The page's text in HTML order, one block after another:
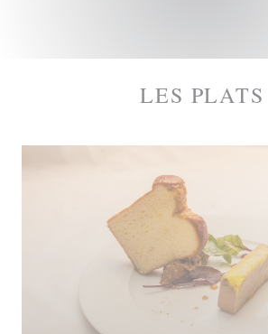
LES PLATS